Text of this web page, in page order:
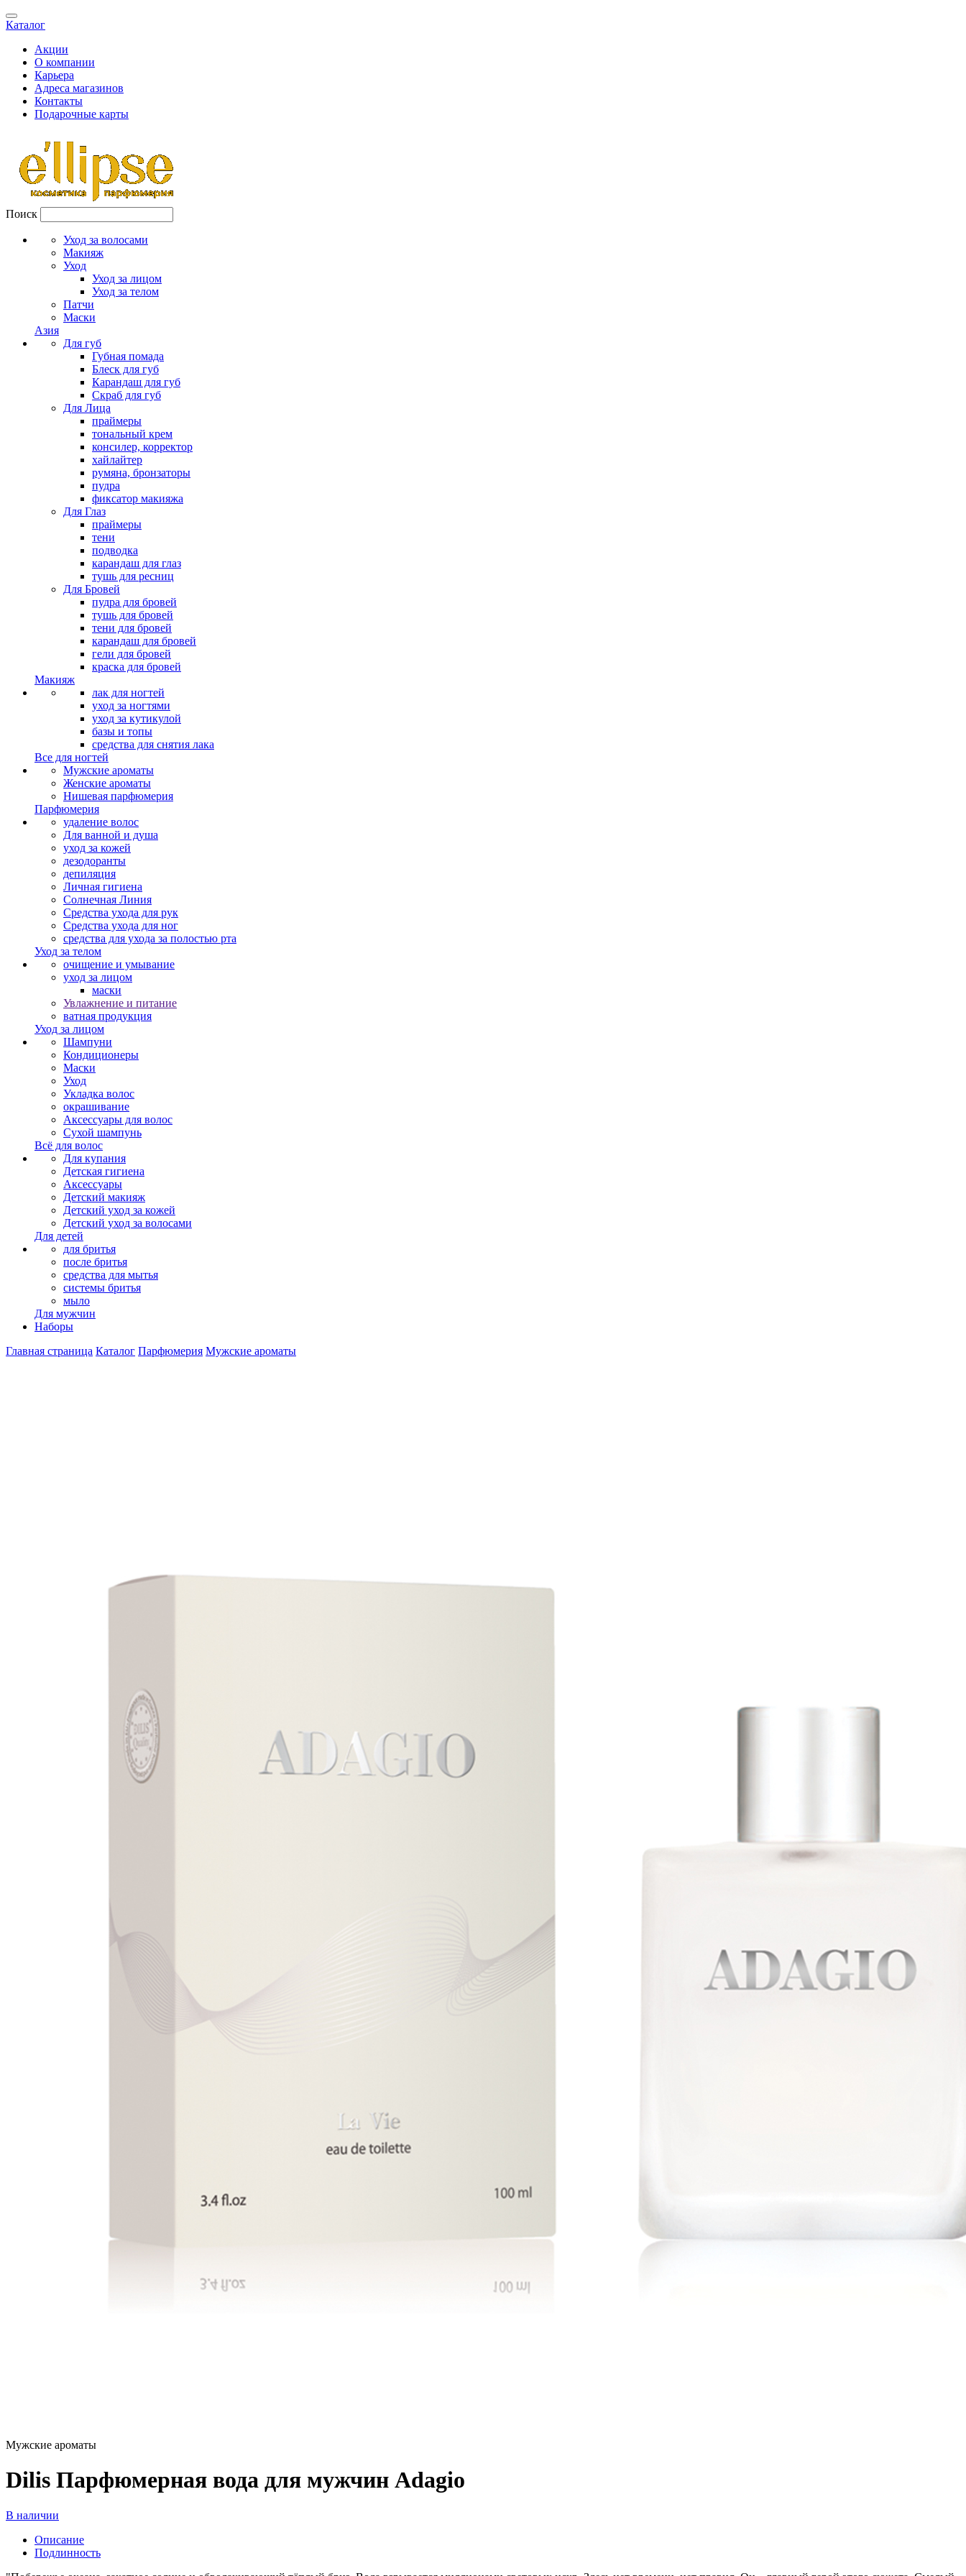
Каталог
Акции
О компании
Карьера
Адреса магазинов
Контакты
Подарочные карты
Поиск
Уход за волосами
Макияж
Уход
Уход за лицом
Уход за телом
Патчи
Маски
Азия
Для губ
Губная помада
Блеск для губ
Карандаш для губ
Скраб для губ
Для Лица
праймеры
тональный крем
консилер, корректор
хайлайтер
румяна, бронзаторы
пудра
фиксатор макияжа
Для Глаз
праймеры
тени
подводка
карандаш для глаз
тушь для ресниц
Для Бровей
пудра для бровей
тушь для бровей
тени для бровей
карандаш для бровей
гели для бровей
краска для бровей
Макияж
лак для ногтей
уход за ногтями
уход за кутикулой
базы и топы
средства для снятия лака
Все для ногтей
Мужские ароматы
Женские ароматы
Нишевая парфюмерия
Парфюмерия
удаление волос
Для ванной и душа
уход за кожей
дезодоранты
депиляция
Личная гигиена
Солнечная Линия
Средства ухода для рук
Средства ухода для ног
средства для ухода за полостью рта
Уход за телом
очищение и умывание
уход за лицом
маски
Увлажнение и питание
ватная продукция
Уход за лицом
Шампуни
Кондиционеры
Маски
Уход
Укладка волос
окрашивание
Аксессуары для волос
Сухой шампунь
Всё для волос
Для купания
Детская гигиена
Аксессуары
Детский макияж
Детский уход за кожей
Детский уход за волосами
Для детей
для бритья
после бритья
средства для мытья
системы бритья
мыло
Для мужчин
Наборы
Главная страница Каталог Парфюмерия Мужские ароматы
Мужские ароматы
Dilis Парфюмерная вода для мужчин Adagio
В наличии
Описание
Подлинность